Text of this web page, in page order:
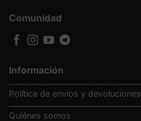
Información
Política de envíos y devoluciones
Quiénes somos
Comunidad